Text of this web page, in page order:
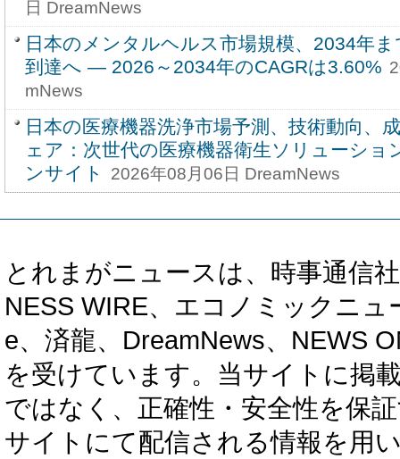
日 DreamNews
日本のメンタルヘルス市場規模、2034年
到達へ ― 2026～2034年のCAGRは3.60%
mNews
日本の医療機器洗浄市場予測、技術動向、
ェア：次世代の医療機器衛生ソリューショ
ンサイト
2026年08月06日 DreamNews
とれまがニュースは、時事通信
NESS WIRE、エコノミックニ
e、済龍、DreamNews、NEWS
を受けています。当サイトに掲
ではなく、正確性・安全性を保
サイトにて配信される情報を用